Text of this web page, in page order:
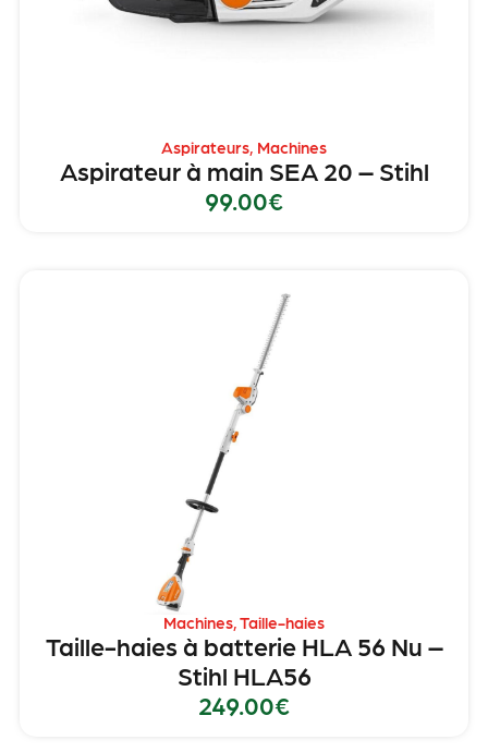
Aspirateurs, Machines
Aspirateur à main SEA 20 – Stihl
99.00€
Machines,Taille-haies
Taille-haies à batterie HLA 56 Nu –
Stihl HLA56
249.00€